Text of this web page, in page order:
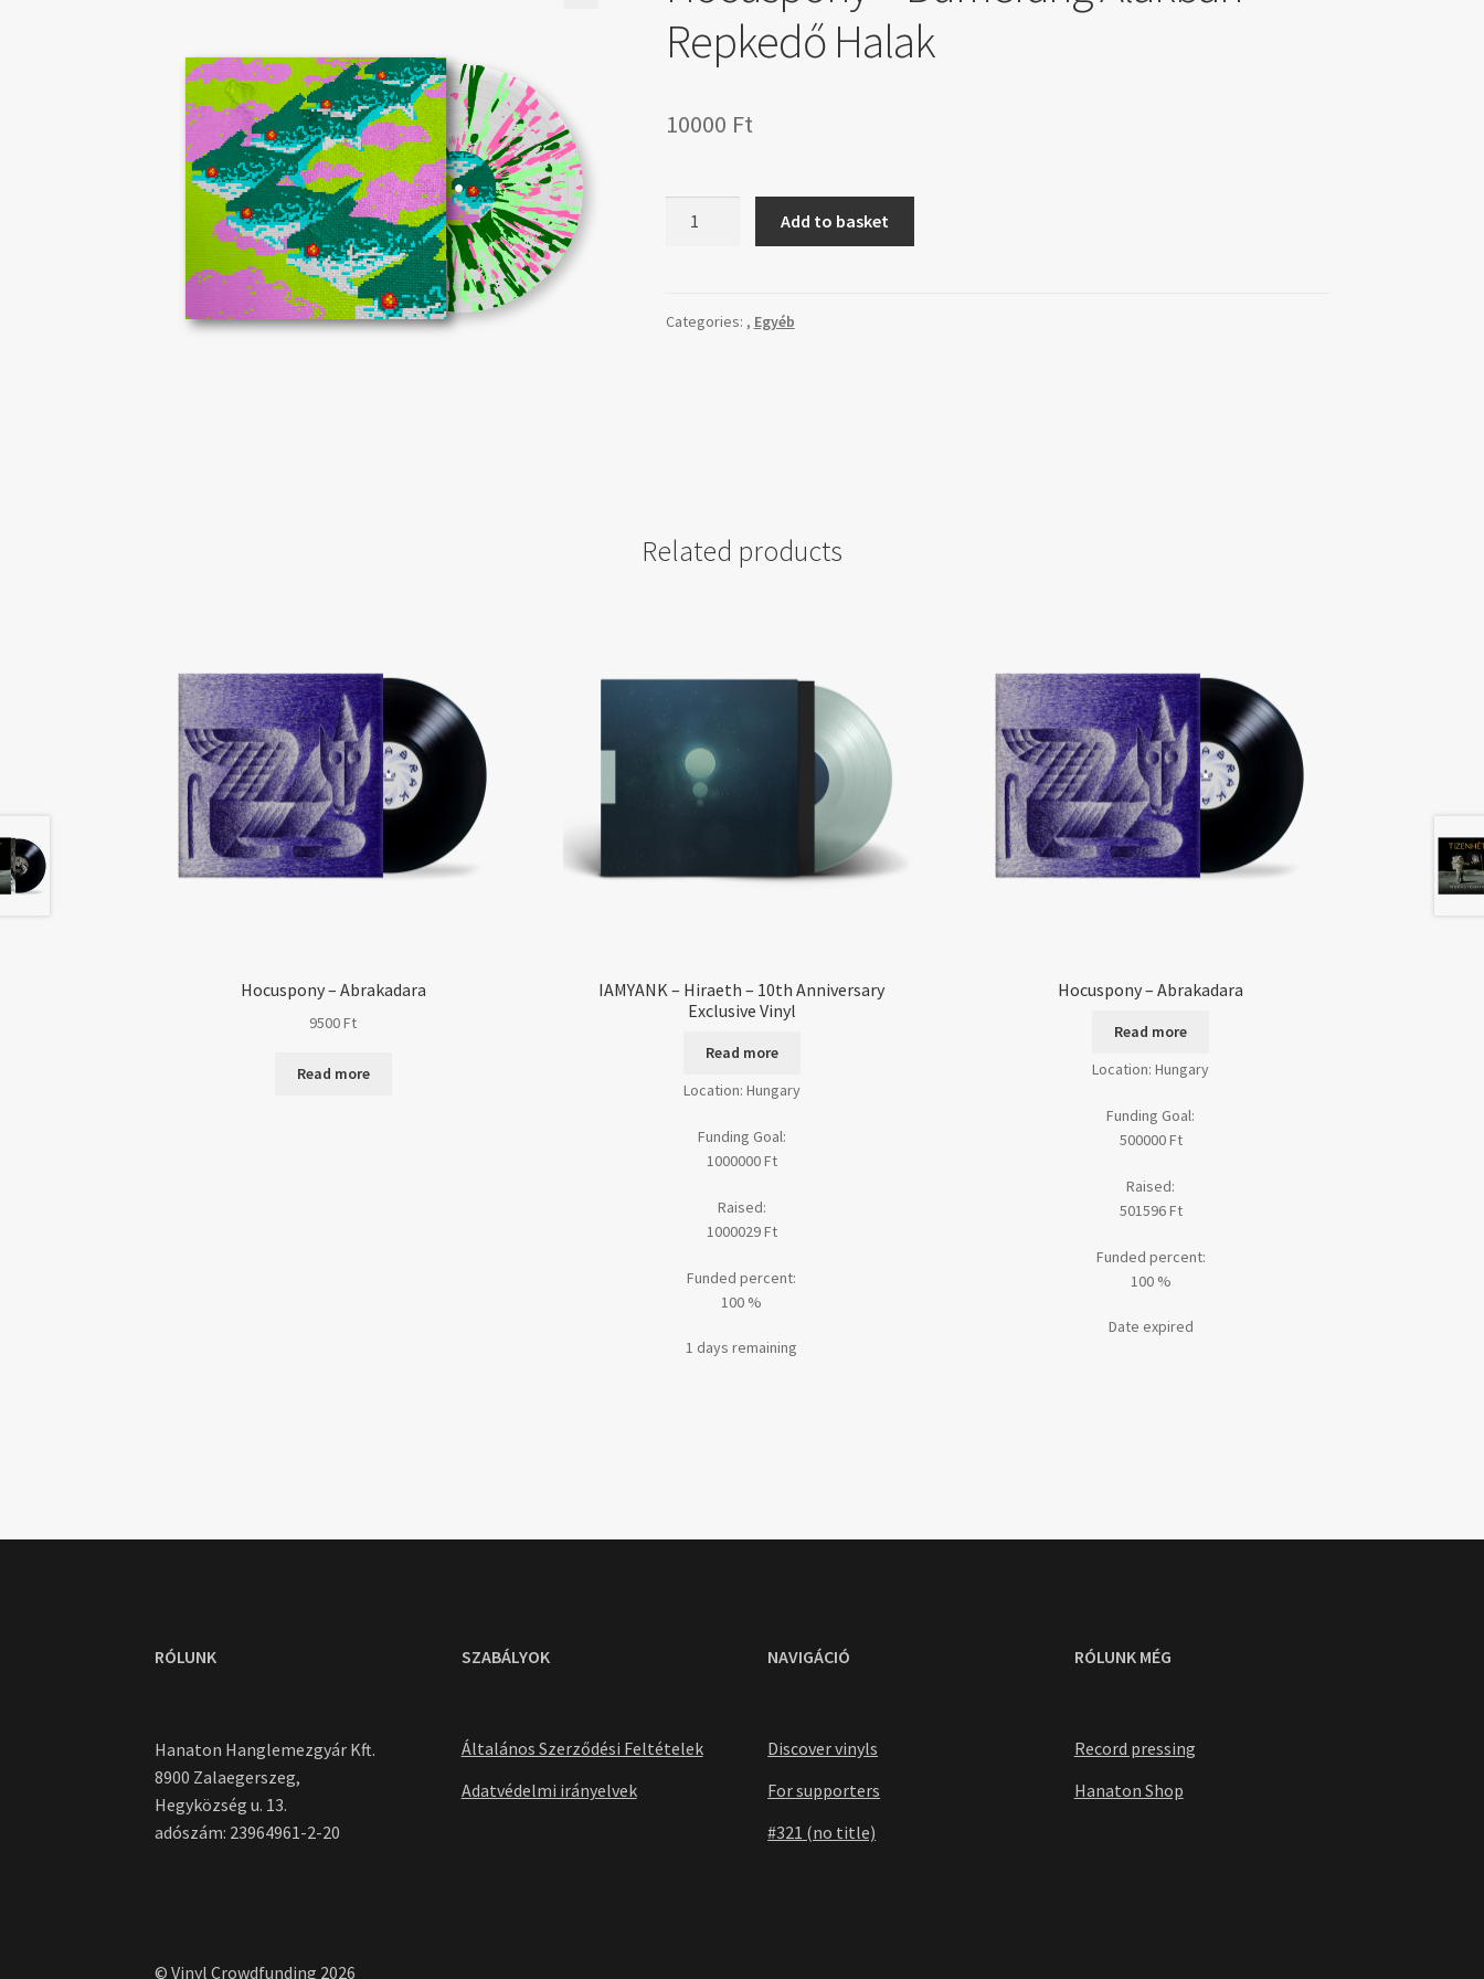
Repkedő Halak
10000 Ft
Repkedő
Add to basket
Categories: , Egyéb
Related products
Hocuspony – Abrakadara
9500Ft
Read more
IAMYANK – Hiraeth – 10th Anniversary
Exclusive Vinyl
Read more
Location: Hungary
Funding Goal:
1000000Ft
Raised:
1000029Ft
Funded percent:
100 %
1 days remaining
Hocuspony – Abrakadara
Read more
Location: Hungary
Funding Goal:
500000Ft
Raised:
501596Ft
Funded percent:
100 %
Date expired
RÓLUNK
Hanaton Hanglemezgyár Kft.
8900 Zalaegerszeg,
Hegyközség u. 13.
adószám: 23964961-2-20
SZABÁLYOK
Általános Szerződési Feltételek
Adatvédelmi irányelvek
NAVIGÁCIÓ
Discover vinyls
For supporters
#321 (no title)
RÓLUNK MÉG
Record pressing
Hanaton Shop
© Vinyl Crowdfunding 2026